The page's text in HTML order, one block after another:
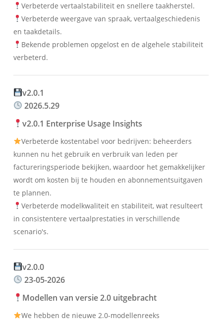
Verbeterde vertaalstabiliteit en snellere taakherstel.
Verbeterde weergave van spraak, vertaalgeschiedenis
en taakdetails.
Bekende problemen opgelost en de algehele stabiliteit
verbeterd.
v2.0.1
2026.5.29
v2.0.1 Enterprise Usage Insights
Verbeterde kostentabel voor bedrijven: beheerders
kunnen nu het gebruik en verbruik van leden per
factureringsperiode bekijken, waardoor het gemakkelijker
wordt om kosten bij te houden en abonnementsuitgaven
te plannen.
Verbeterde modelkwaliteit en stabiliteit, wat resulteert
in consistentere vertaalprestaties in verschillende
scenario's.
v2.0.0
23-05-2026
Modellen van versie 2.0 uitgebracht
We hebben de nieuwe 2.0-modellenreeks